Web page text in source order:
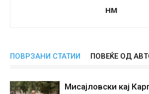
НМ
ПОВРЗАНИ СТАТИИ ПОВЕЌЕ ОД
Мисајловски кај